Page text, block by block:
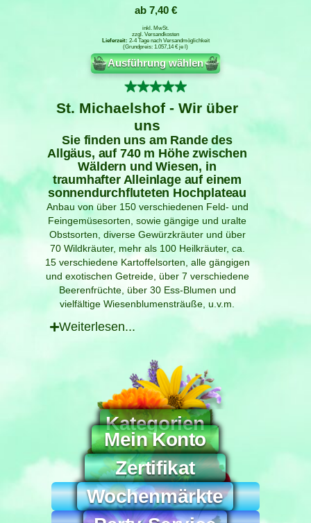
Bewertet mit
ab 7,40 €
1.057,14€ je
inkl. MwSt.
zzgl. Versandkosten
2-4 Tage nach Versandmöglichkeit
Ausführung wählen
St. Michaelshof - Wir über
uns
Sie finden uns am Rande des
Allgäus, auf 740 m Höhe zwischen
Wäldern und Wiesen, in
traumhafter Alleinlage auf einem
sonnendurchfluteten Hochplateau
Anbau von über 150 verschiedenen Feld- und
Feingemüsesorten, sowie gängige und uralte
Obstsorten, diverse Gewürzkräuter und über
70 Wildkräuter, mehr als 100 Heilkräuter, ca.
15 verschiedene Kartoffelsorten, alle gängigen
und exotischen Getreide, über 7 verschiedene
Beerenfrüchte, über 30 Ess-Blumen und
vielfältige Wiesenblumensträuße, u.v.m.
Weiterlesen...
Katego­rien
Mein Konto
Zerti­fikat
Wochen­märkte